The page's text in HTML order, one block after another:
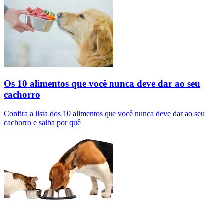
Os 10 alimentos que você nunca deve dar ao seu
cachorro
Confira a lista dos 10 alimentos que você nunca deve dar ao seu
cachorro e saiba por quê